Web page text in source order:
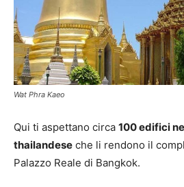
Wat Phra Kaeo
Qui ti aspettano circa 100 edifici
thailandese che li rendono il
Palazzo Reale di Bangkok.